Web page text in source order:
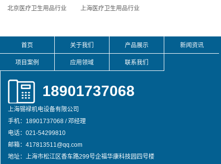
北京医疗卫生用品行业 上海医疗卫生用品行业
首页 关于我们 产品展示 新闻资讯
项目案例 应用领域 联系我们
18901737068
上海锡䘵机电设备有限公司
手机：18901737068 / 邓经理
电话：021-54299810
邮箱：417813511@qq.com
地址：上海市松江区香车路299号企福华康科技园四号楼